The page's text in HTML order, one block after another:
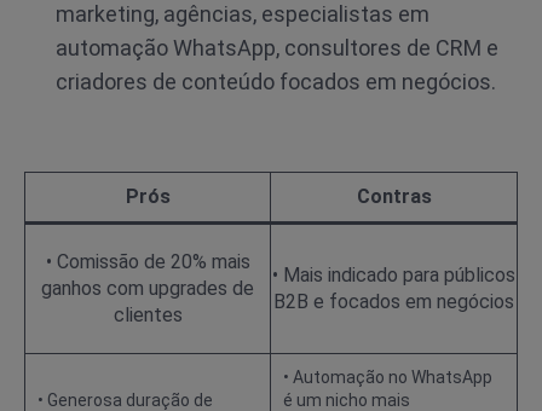
marketing, agências, especialistas em
automação WhatsApp, consultores de CRM e
criadores de conteúdo focados em negócios.
Prós Contras
• Comissão de 20% mais
ganhos com upgrades de
clientes
• Mais indicado para públicos
B2B e focados em negócios
• Generosa duração de
• Automação no WhatsApp
é um nicho mais